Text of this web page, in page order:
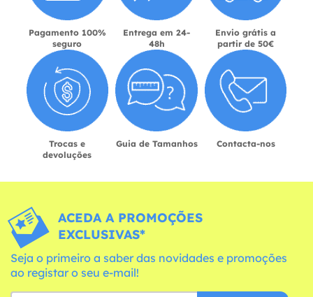
Pagamento 100%
seguro
Entrega em 24-
48h
Envio grátis a
partir de 50€
Trocas e
devoluções
Guia de Tamanhos Contacta-nos
ACEDA A PROMOÇÕES
EXCLUSIVAS*
Seja o primeiro a saber das novidades e promoções
ao registar o seu e-mail!